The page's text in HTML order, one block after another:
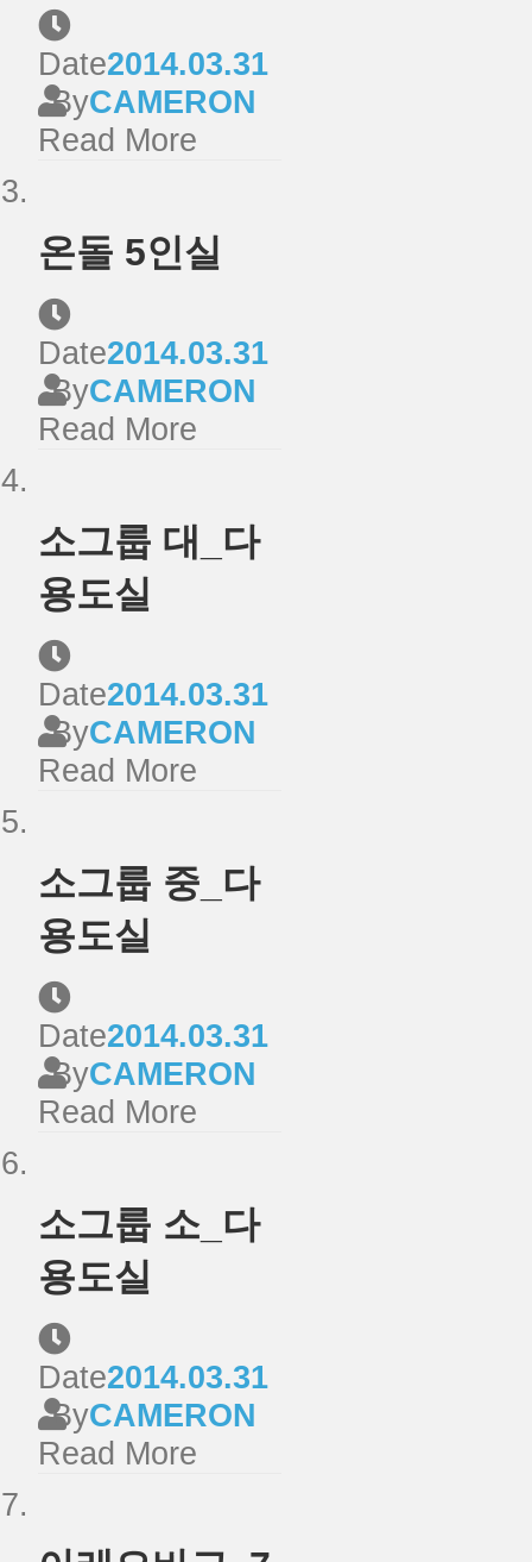
Date2014.03.31
ByCAMERON
Read More
온돌 5인실
Date2014.03.31
ByCAMERON
Read More
소그룹 대_다
용도실
Date2014.03.31
ByCAMERON
Read More
소그룹 중_다
용도실
Date2014.03.31
ByCAMERON
Read More
소그룹 소_다
용도실
Date2014.03.31
ByCAMERON
Read More